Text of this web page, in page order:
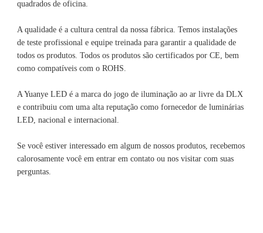
A qualidade é a cultura central da nossa fábrica. Temos instalações
de teste profissional e equipe treinada para garantir a qualidade de
todos os produtos. Todos os produtos são certificados por CE, bem
A Yuanye LED é a marca do jogo de iluminação ao ar livre da DLX
e contribuiu com uma alta reputação como fornecedor de luminárias
Se você estiver interessado em algum de nossos produtos, recebemos
calorosamente você em entrar em contato ou nos visitar com suas